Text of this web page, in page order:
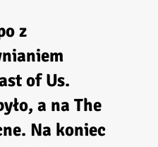
z
of Us.
a na The
Na koniec